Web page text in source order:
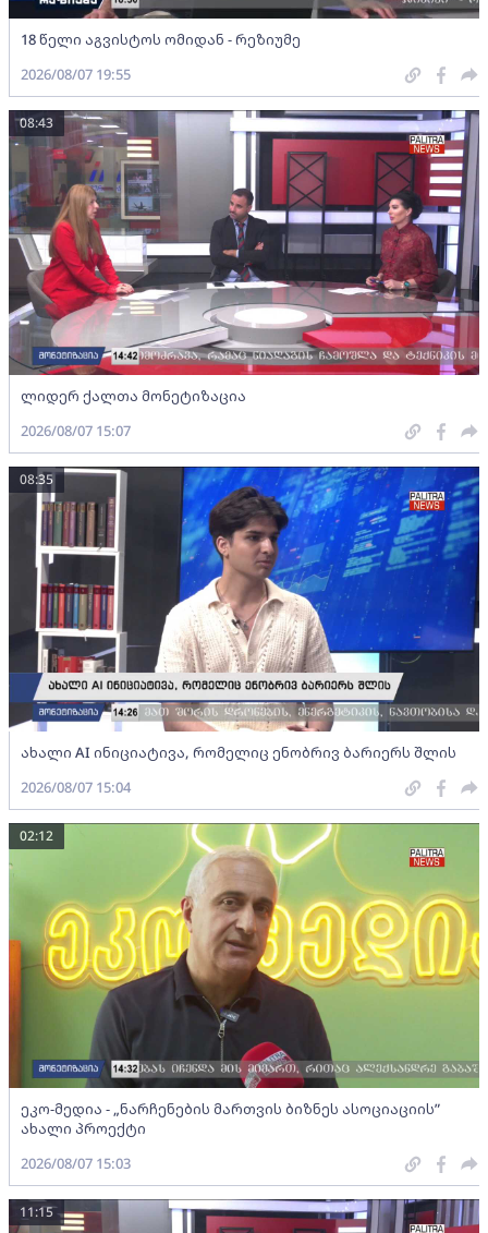
18 წელი აგვისტოს ომიდან - რეზიუმე
2026/08/07 19:55
ლიდერ ქალთა მონეტიზაცია
08:43
2026/08/07 15:07
ახალი AI ინიციატივა, რომელიც ენობრივ ბარიერს შლის
08:35
2026/08/07 15:04
ეკო-მედია - „ნარჩენების მართვის ბიზნეს ასოციაციის”
ახალი პროექტი
02:12
2026/08/07 15:03
11:15